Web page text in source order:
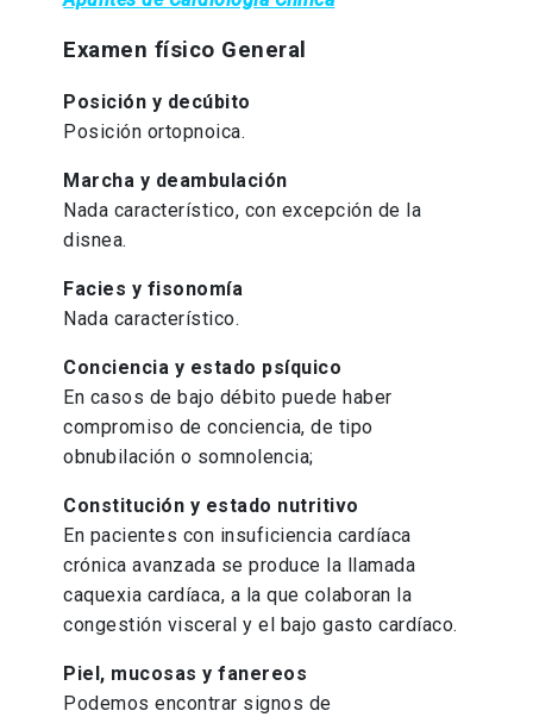
Examen físico General
Posición y decúbito
Posición ortopnoica.
Marcha y deambulación
Nada característico, con excepción de la
disnea.
Facies y fisonomía
Nada característico.
Conciencia y estado psíquico
En casos de bajo débito puede haber
compromiso de conciencia, de tipo
obnubilación o somnolencia;
Constitución y estado nutritivo
En pacientes con insuficiencia cardíaca
crónica avanzada se produce la llamada
caquexia cardíaca, a la que colaboran la
congestión visceral y el bajo gasto cardíaco.
Piel, mucosas y fanereos
Podemos encontrar signos de